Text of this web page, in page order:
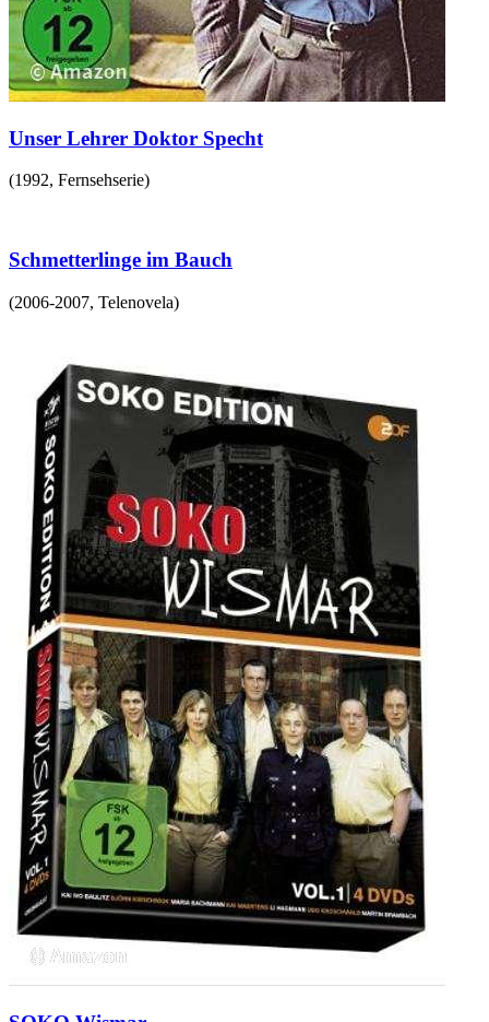
Unser Lehrer Doktor Specht
(1992, Fernsehserie)
Schmetterlinge im Bauch
(2006-2007, Telenovela)